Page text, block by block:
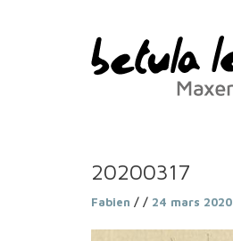
20200317
Fabien / / 24 mars 2020